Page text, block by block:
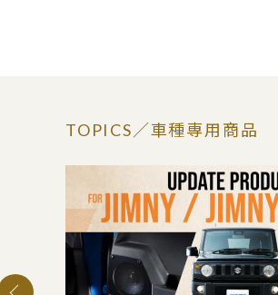
TOPICS ／車種専用商品